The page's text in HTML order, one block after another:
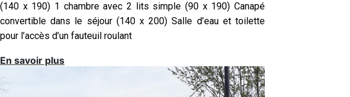
(140 x 190) 1 chambre avec 2 lits simple (90 x 190) Canapé
convertible dans le séjour (140 x 200) Salle d’eau et toilette
pour l’accès d’un fauteuil roulant
En savoir plus